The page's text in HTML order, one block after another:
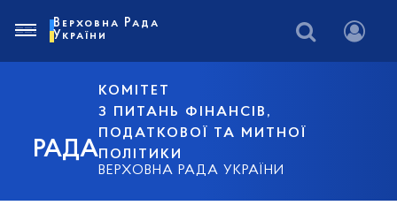
РАДА
КОМІТЕТ
З ПИТАНЬ ФІНАНСІВ,
ПОДАТКОВОЇ ТА МИТНОЇ
ПОЛІТИКИ
ВЕРХОВНА РАДА УКРАЇНИ
Верховна Рада
України